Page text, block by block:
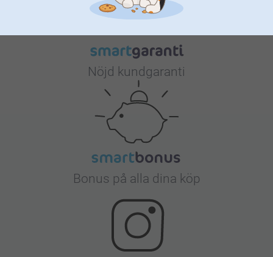
Nöjd kundgaranti
Bonus på alla dina köp